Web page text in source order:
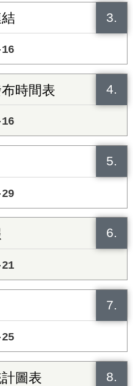
3.
4.
時間表
5.
6.
7.
8.
圖表